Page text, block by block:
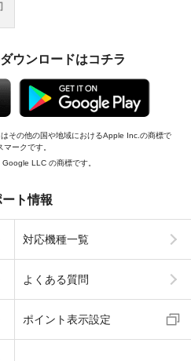
ウンロードはコチラ
その他の国や地域におけるApple Inc.の商標で
ークです。
LLC の商標です。
ト情報
対応機種一覧
よくある質問
ポイント表示設定